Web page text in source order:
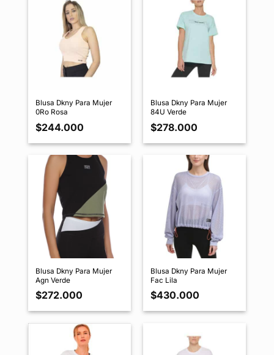
Blusa Dkny Para Mujer
0Ro Rosa
$244.000
Blusa Dkny Para Mujer
84U Verde
$278.000
Blusa Dkny Para Mujer
Agn Verde
$272.000
Blusa Dkny Para Mujer
Fac Lila
$430.000